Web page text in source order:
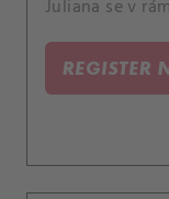
Juliana se v
REGISTER